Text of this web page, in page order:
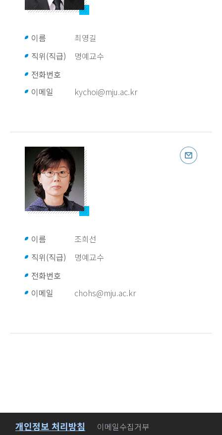
이름
최영길
직위(직급)
명예교수
전화번호
이메일
kychoi@mju.ac.kr
이름
조희선
직위(직급)
명예교수
전화번호
이메일
chohs@mju.ac.kr
바로가기
개인정보 처리방침
이메일수집거부